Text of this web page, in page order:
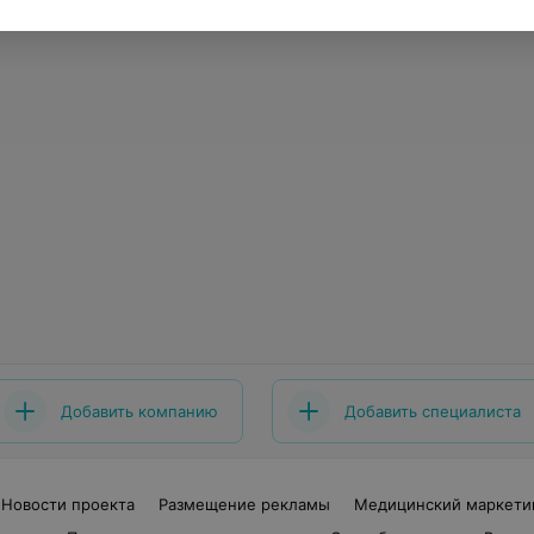
Добавить компанию Добавить специалиста
Новости проекта Размещение рекламы
Медицинский